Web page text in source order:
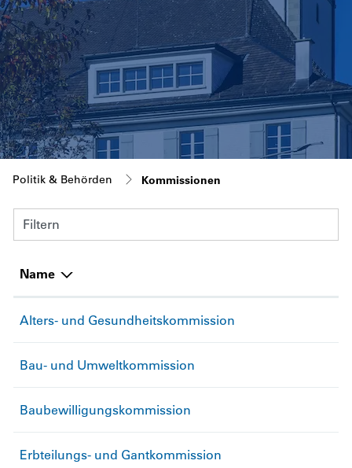
Politik & Behörden Kommissionen
Filtern
Name
Alters- und Gesundheitskommission
Bau- und Umweltkommission
Baubewilligungskommission
Erbteilungs- und Gantkommission